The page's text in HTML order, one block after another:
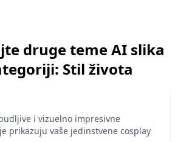
druge teme AI slika
Stil života
i vizuelno impresivne
prikazuju vaše jedinstvene cosplay